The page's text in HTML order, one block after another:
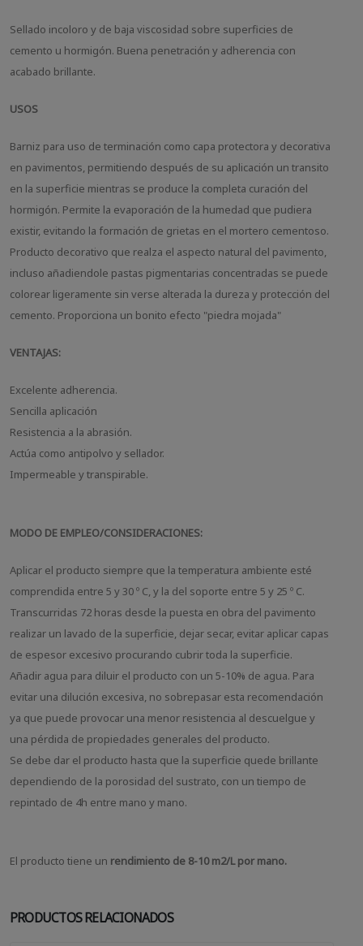
Sellado incoloro y de baja viscosidad sobre superficies de
cemento u hormigón. Buena penetración y adherencia con
acabado brillante.
USOS
Barniz para uso de terminación como capa protectora y decorativa
en pavimentos, permitiendo después de su aplicación un transito
en la superficie mientras se produce la completa curación del
hormigón. Permite la evaporación de la humedad que pudiera
existir, evitando la formación de grietas en el mortero cementoso.
Producto decorativo que realza el aspecto natural del pavimento,
incluso añadiendole pastas pigmentarias concentradas se puede
colorear ligeramente sin verse alterada la dureza y protección del
cemento. Proporciona un bonito efecto "piedra mojada"
VENTAJAS:
Excelente adherencia.
Sencilla aplicación
Resistencia a la abrasión.
Actúa como antipolvo y sellador.
Impermeable y transpirable.
MODO DE EMPLEO/CONSIDERACIONES:
Aplicar el producto siempre que la temperatura ambiente esté
comprendida entre 5 y 30 º C, y la del soporte entre 5 y 25 º C.
Transcurridas 72 horas desde la puesta en obra del pavimento
realizar un lavado de la superficie, dejar secar, evitar aplicar capas
de espesor excesivo procurando cubrir toda la superficie.
Añadir agua para diluir el producto con un 5-10% de agua. Para
evitar una dilución excesiva, no sobrepasar esta recomendación
ya que puede provocar una menor resistencia al descuelgue y
una pérdida de propiedades generales del producto.
Se debe dar el producto hasta que la superficie quede brillante
dependiendo de la porosidad del sustrato, con un tiempo de
repintado de 4h entre mano y mano.
El producto tiene un rendimiento de 8-10 m2/L por mano.
PRODUCTOS RELACIONADOS